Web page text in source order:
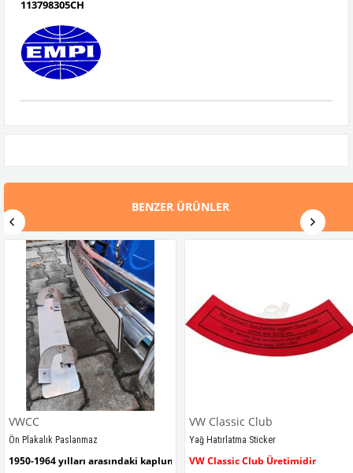
113798305CH
BENZER ÜRÜNLER
VWCC
Ön Plakalık Paslanmaz
1950-1964 yılları arasındaki kaplumbağa modelleri ile uyumludur.
VW Classic Club
Yağ Hatırlatma Sticker
VW Classic Club Üretimidir